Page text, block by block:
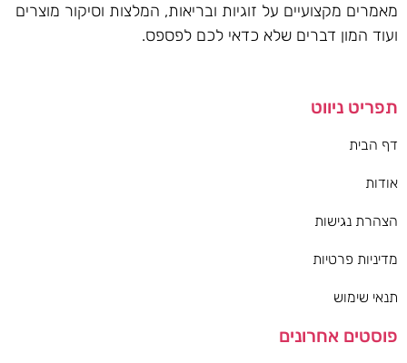
מאמרים מקצועיים על זוגיות ובריאות, המלצות וסיקור מוצרים
ועוד המון דברים שלא כדאי לכם לפספס.
תפריט ניווט
דף הבית
אודות
הצהרת נגישות
מדיניות פרטיות
תנאי שימוש
פוסטים אחרונים